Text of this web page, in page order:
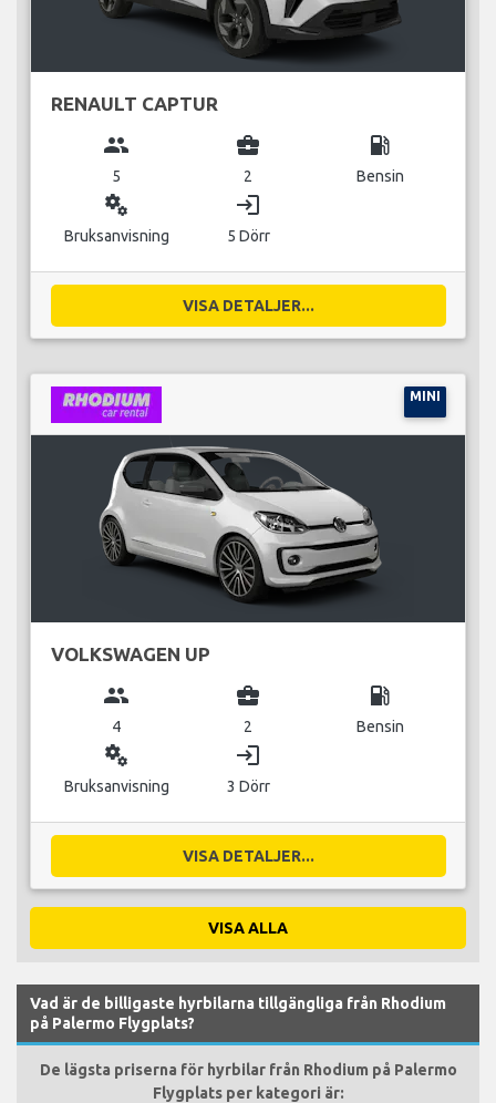
RENAULT CAPTUR
group
5
business_center
2
local_gas_station
Bensin
miscellaneous_services
Bruksanvisning
login
5 Dörr
VISA DETALJER...
MINI
VOLKSWAGEN UP
group
4
business_center
2
local_gas_station
Bensin
miscellaneous_services
Bruksanvisning
login
3 Dörr
VISA DETALJER...
VISA ALLA
Vad är de billigaste hyrbilarna tillgängliga från Rhodium
på Palermo Flygplats?
De lägsta priserna för hyrbilar från Rhodium på Palermo
Flygplats per kategori är: